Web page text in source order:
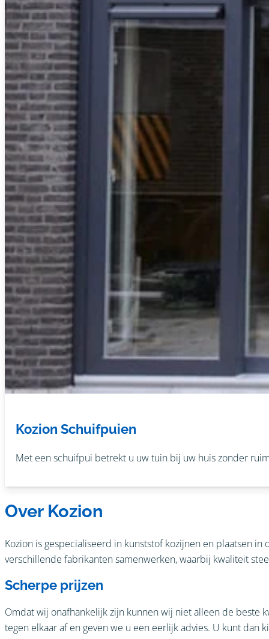
Kozion Schuifpuien
Met een schuifpui betrekt u uw tuin bij uw huis zonder
Over Kozion
Kozion is gespecialiseerd in kunststof kozijnen en plaatsen
verschillende fabrikanten samenwerken, waarbij kwaliteit
Scherpe prijzen
Omdat wij onafhankelijk zijn kunnen wij niet alleen de beste
tegen elkaar af en geven we u een eerlijk advies. U kunt